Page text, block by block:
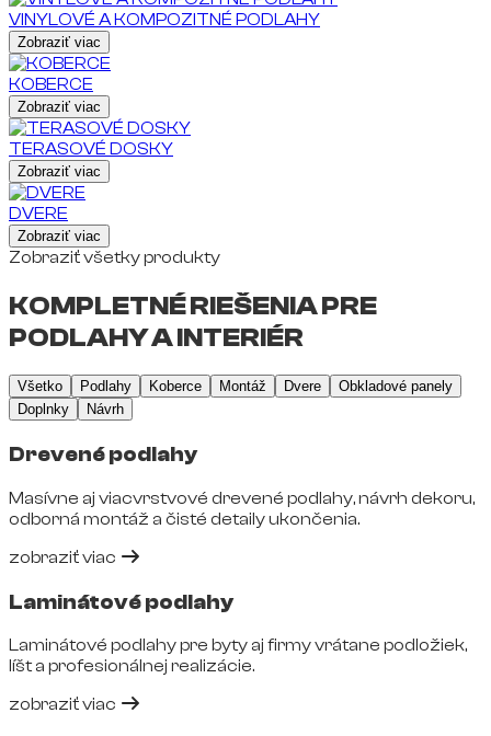
VINYLOVÉ A KOMPOZITNÉ PODLAHY
Zobraziť viac
KOBERCE
Zobraziť viac
TERASOVÉ DOSKY
Zobraziť viac
DVERE
Zobraziť viac
Zobraziť všetky produkty
KOMPLETNÉ RIEŠENIA PRE
PODLAHY A INTERIÉR
Všetko Podlahy Koberce Montáž Dvere
Obkladové panely
Doplnky
Návrh
Drevené podlahy
Masívne aj viacvrstvové drevené podlahy, návrh dekoru,
odborná montáž a čisté detaily ukončenia.
zobraziť viac
Laminátové podlahy
Laminátové podlahy pre byty aj firmy vrátane podložiek,
líšt a profesionálnej realizácie.
zobraziť viac